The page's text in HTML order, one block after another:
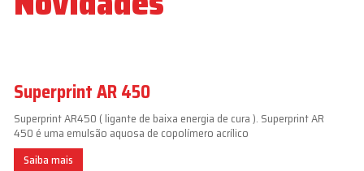
Superprint AR 450
Superprint AR450 ( ligante de baixa energia de cura ). Superprint AR
450 é uma emulsão aquosa de copolímero acrílico
Saiba mais